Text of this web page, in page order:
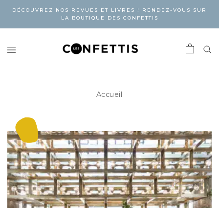
DÉCOUVREZ NOS REVUES ET LIVRES ! RENDEZ-VOUS SUR
LA BOUTIQUE DES CONFETTIS
Accueil